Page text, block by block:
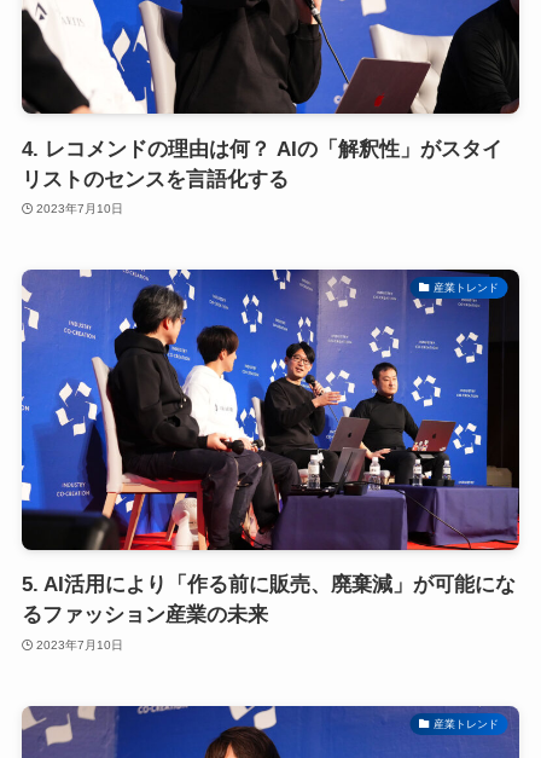
4. レコメンドの理由は何？ AIの「解釈性」がスタイ
リストのセンスを言語化する
2023年7月10日
産業トレンド
5. AI活用により「作る前に販売、廃棄減」が可能にな
るファッション産業の未来
2023年7月10日
産業トレンド